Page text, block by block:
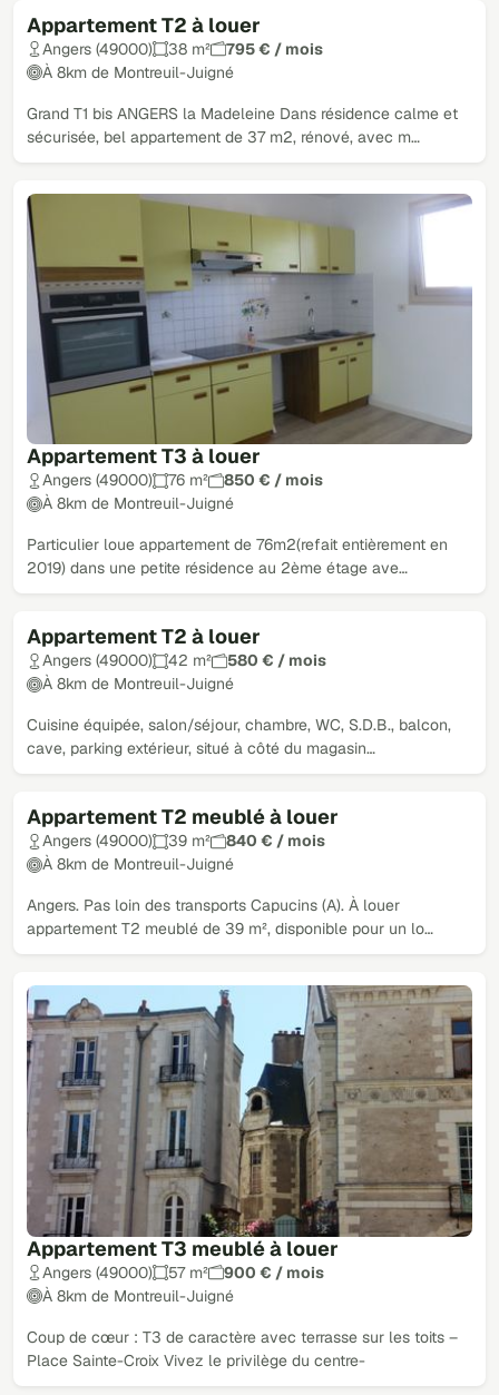
Appartement T2 à louer
Angers (49000) 38 m²
795 € / mois
À 8km de Montreuil-Juigné
Grand T1 bis ANGERS la Madeleine Dans résidence calme et
sécurisée, bel appartement de 37 m2, rénové, avec m…
Appartement T3 à louer
Angers (49000) 76 m²
850 € / mois
À 8km de Montreuil-Juigné
Particulier loue appartement de 76m2(refait entièrement en
2019) dans une petite résidence au 2ème étage ave…
Appartement T2 à louer
Angers (49000) 42 m²
580 € / mois
À 8km de Montreuil-Juigné
Cuisine équipée, salon/séjour, chambre, WC, S.D.B., balcon,
cave, parking extérieur, situé à côté du magasin…
Appartement T2 meublé à louer
Angers (49000) 39 m²
840 € / mois
À 8km de Montreuil-Juigné
Angers. Pas loin des transports Capucins (A). À louer
appartement T2 meublé de 39 m², disponible pour un lo…
Appartement T3 meublé à louer
Angers (49000) 57 m²
900 € / mois
À 8km de Montreuil-Juigné
Coup de cœur : T3 de caractère avec terrasse sur les toits –
Place Sainte-Croix Vivez le privilège du centre-